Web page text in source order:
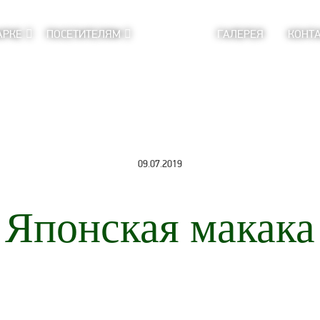
ПОСЕТИТЕЛЯМ ГАЛЕРЕЯ
09.07.2019
Японская макака